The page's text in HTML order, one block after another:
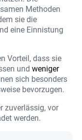
Methoden
sie die
eine Einnistung
Vorteil, dass sie
undweniger
sich besonders
bevorzugen.
zuverlässig, vor
werden.